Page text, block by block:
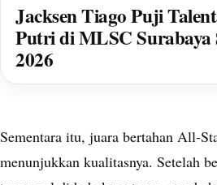
Jacksen Tiago Puji
Putri di MLSC Surabaya
2026
Sementara itu, juara bertahan All-
menunjukkan kualitasnya. Setelah